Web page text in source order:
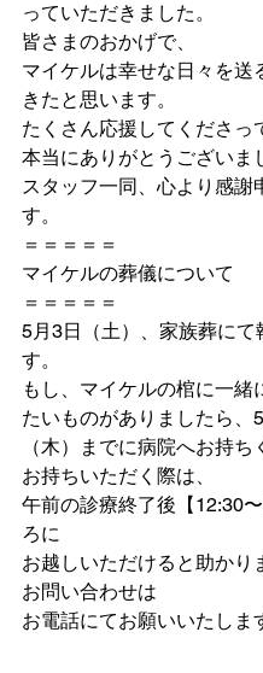
っていただきました。
皆さまのおかげで、
マイケルは幸せな日々を送
きたと思います。
たくさん応援してくださっ
本当にありがとうございま
スタッフ一同、心より感謝
す。
＝＝＝＝＝
マイケルの葬儀について
＝＝＝＝＝
5月3日（土）、家族葬にて
す。
もし、マイケルの棺に一緒
たいものがありましたら、
（木）までに病院へお持ち
お持ちいただく際は、
午前の診療終了後【12:30
ろに
お越しいただけると助かり
お問い合わせは
お電話にてお願いいたしま